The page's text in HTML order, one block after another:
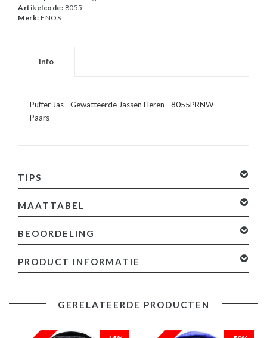
Artikelcode: 8055
Merk: ENOS
Info
Puffer Jas - Gewatteerde Jassen Heren - 8055PRNW -
Paars
TIPS
MAATTABEL
BEOORDELING
toevoegen
PRODUCT INFORMATIE
GERELATEERDE PRODUCTEN